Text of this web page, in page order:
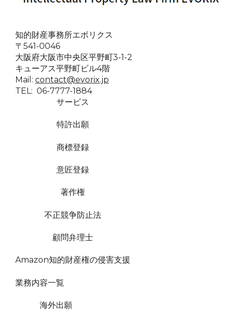
知的財産事務所エボリクス
〒541-0046
大阪府大阪市中央区平野町3-1-2
キューアス平野町ビル4階
Mail: contact@evorix.jp
TEL: 06-7777-1884
サービス
特許出願
商標登録
意匠登録
著作権
不正競争防止法
顧問弁理士
Amazon知的財産権の侵害支援
業務内容一覧
海外出願